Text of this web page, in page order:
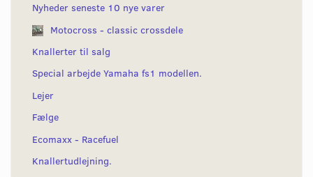
Nyheder seneste 10 nye varer
Motocross - classic crossdele
Knallerter til salg
Special arbejde Yamaha fs1 modellen.
Lejer
Fælge
Ecomaxx - Racefuel
Knallertudlejning.